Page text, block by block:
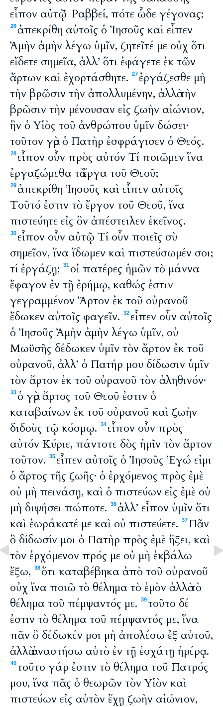
εἶπον αὐτῷ Ῥαββεί, πότε ὧδε γέγονας;
26ἀπεκρίθη αὐτοῖς ὁ Ἰησοῦς καὶ εἶπεν
Ἀμὴν ἀμὴν λέγω ὑμῖν, ζητεῖτέ με οὐχ ὅτι
εἴδετε σημεῖα, ἀλλ’ ὅτι ἐφάγετε ἐκ τῶν
ἄρτων καὶ ἐχορτάσθητε.
27 ἐργάζεσθε μὴ
τὴν βρῶσιν τὴν ἀπολλυμένην, ἀλλὰ τὴν
βρῶσιν τὴν μένουσαν εἰς ζωὴν αἰώνιον,
ἣν ὁ Υἱὸς τοῦ ἀνθρώπου ὑμῖν δώσει·
τοῦτον γὰρ ὁ Πατὴρ ἐσφράγισεν ὁ Θεός.
28 εἶπον οὖν πρὸς αὐτόν Τί ποιῶμεν ἵνα
ἐργαζώμεθα τὰ ἔργα τοῦ Θεοῦ;
29ἀπεκρίθη Ἰησοῦς καὶ εἶπεν αὐτοῖς
Τοῦτό ἐστιν τὸ ἔργον τοῦ Θεοῦ, ἵνα
πιστεύητε εἰς ὃν ἀπέστειλεν ἐκεῖνος.
30 εἶπον οὖν αὐτῷ Τί οὖν ποιεῖς σὺ
σημεῖον, ἵνα ἴδωμεν καὶ πιστεύσωμέν σοι;
τί ἐργάζῃ;
31 οἱ πατέρες ἡμῶν τὸ μάννα
ἔφαγον ἐν τῇ ἐρήμῳ, καθώς ἐστιν
γεγραμμένον Ἄρτον ἐκ τοῦ οὐρανοῦ
ἔδωκεν αὐτοῖς φαγεῖν.
32 εἶπεν οὖν αὐτοῖς
ὁ Ἰησοῦς Ἀμὴν ἀμὴν λέγω ὑμῖν, οὐ
Μωϋσῆς δέδωκεν ὑμῖν τὸν ἄρτον ἐκ τοῦ
οὐρανοῦ, ἀλλ’ ὁ Πατήρ μου δίδωσιν ὑμῖν
τὸν ἄρτον ἐκ τοῦ οὐρανοῦ τὸν ἀληθινόν·
33ὁ γὰρ ἄρτος τοῦ Θεοῦ ἐστιν ὁ
καταβαίνων ἐκ τοῦ οὐρανοῦ καὶ ζωὴν
διδοὺς τῷ κόσμῳ.
34 εἶπον οὖν πρὸς
αὐτόν Κύριε, πάντοτε δὸς ἡμῖν τὸν ἄρτον
τοῦτον.
35 εἶπεν αὐτοῖς ὁ Ἰησοῦς Ἐγώ εἰμι
ὁ ἄρτος τῆς ζωῆς· ὁ ἐρχόμενος πρὸς ἐμὲ
οὐ μὴ πεινάσῃ, καὶ ὁ πιστεύων εἰς ἐμὲ οὐ
μὴ διψήσει πώποτε.
36ἀλλ’ εἶπον ὑμῖν ὅτι
καὶ ἑωράκατέ με καὶ οὐ πιστεύετε.
37 Πᾶν
ὃ δίδωσίν μοι ὁ Πατὴρ πρὸς ἐμὲ ἥξει, καὶ
τὸν ἐρχόμενον πρός με οὐ μὴ ἐκβάλω
ἔξω,
38ὅτι καταβέβηκα ἀπὸ τοῦ οὐρανοῦ
οὐχ ἵνα ποιῶ τὸ θέλημα τὸ ἐμὸν ἀλλὰ τὸ
θέλημα τοῦ πέμψαντός με.
39τοῦτο δέ
ἐστιν τὸ θέλημα τοῦ πέμψαντός με, ἵνα
πᾶν ὃ δέδωκέν μοι μὴ ἀπολέσω ἐξ αὐτοῦ,
ἀλλὰ ἀναστήσω αὐτὸ ἐν τῇ ἐσχάτῃ ἡμέρᾳ.
40τοῦτο γάρ ἐστιν τὸ θέλημα τοῦ Πατρός
μου, ἵνα πᾶς ὁ θεωρῶν τὸν Υἱὸν καὶ
πιστεύων εἰς αὐτὸν ἔχῃ ζωὴν αἰώνιον,